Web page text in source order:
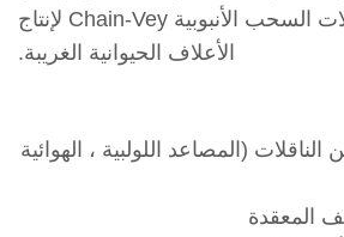
خلال تنفيذ ناقلات السحب الأنبوبية Chain-Vey لإنتاج
الأعلاف الحيوانية الغريبة.
(المصاعد اللولبية ، الهوائية